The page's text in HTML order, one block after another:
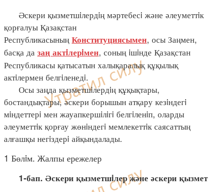
Әскери қызметшiлердiң мәртебесi және әлеуметтiк
қорғалуы Қазақстан
Республикасының Конституциясымен, осы Заңмен,
басқа да заң актiлерiмен, соның iшiнде Қазақстан
Республикасы қатысатын халықаралық құқылық
актiлермен белгiленедi.
Осы заңда қызметшiлердiң құқықтары,
бостандықтары, әскери борышын атқару кезiндегi
мiндеттерi мен жауапкершiлiгi белгiленiп, оларды
әлеуметтiк қорғау жөнiндегi мемлекеттiк саясаттың
алғашқы негiздерi айқындалады.
1 Бөлiм. Жалпы ережелер
1-бап. Әскери қызметшiлер және әскери қызмет